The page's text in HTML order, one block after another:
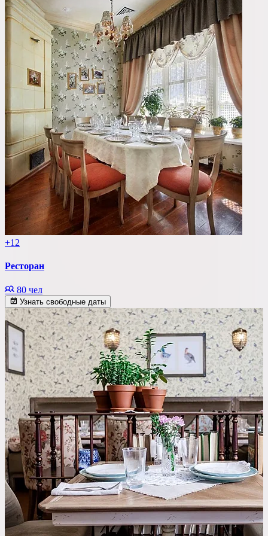
+12
Ресторан
80 чел
Узнать свободные даты